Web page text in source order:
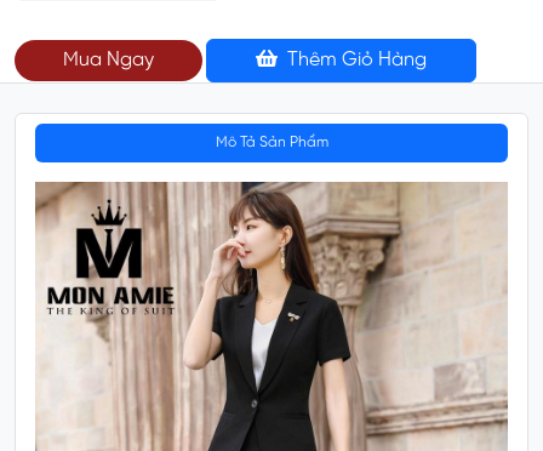
Mua Ngay Thêm Giỏ Hàng
Mô Tả Sản Phẩm